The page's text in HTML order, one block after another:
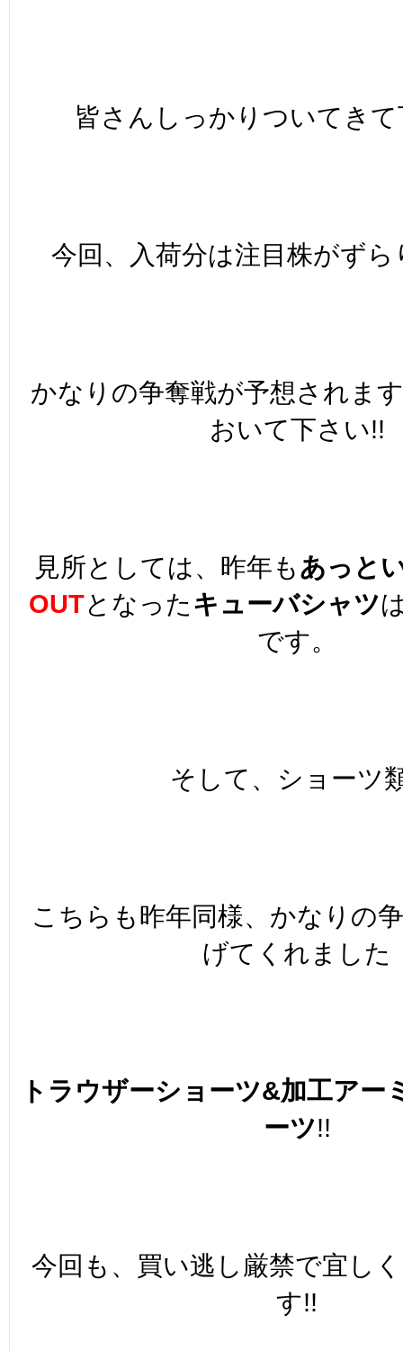
皆さんしっかりついてき
今回、入荷分は注目株がず
かなりの争奪戦が予想されま
おいて下さい!!
見所としては、昨年もあっと
OUTとなったキューバシャツ
です。
そして、ショーツ
こちらも昨年同様、かなりの
げてくれました
トラウザーショーツ&加工アー
ーツ!!
今回も、買い逃し厳禁で宜し
す!!